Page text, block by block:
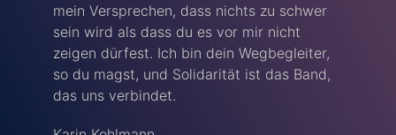
mein Versprechen, dass nichts zu schwer
sein wird als dass du es vor mir nicht
zeigen dürfest. Ich bin dein Wegbegleiter,
so du magst, und Solidarität ist das Band,
das uns verbindet.